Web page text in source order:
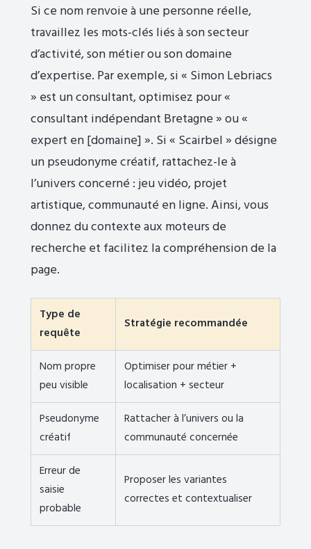
Si ce nom renvoie à une personne réelle,
travaillez les mots-clés liés à son secteur
d’activité, son métier ou son domaine
d’expertise. Par exemple, si « Simon Lebriacs
» est un consultant, optimisez pour «
consultant indépendant Bretagne » ou «
expert en [domaine] ». Si « Scairbel » désigne
un pseudonyme créatif, rattachez-le à
l’univers concerné : jeu vidéo, projet
artistique, communauté en ligne. Ainsi, vous
donnez du contexte aux moteurs de
recherche et facilitez la compréhension de la
page.
Type de
requête
Stratégie recommandée
Nom propre
peu visible
Optimiser pour métier +
localisation + secteur
Pseudonyme
créatif
Rattacher à l’univers ou la
communauté concernée
Erreur de
saisie
probable
Proposer les variantes
correctes et contextualiser